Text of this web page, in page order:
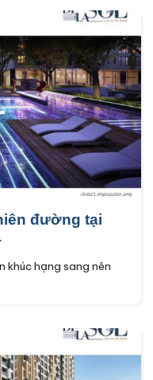
đường tại
khúc hạng sang nên